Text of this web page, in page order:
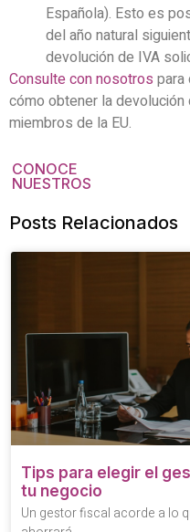
Española). Esto es
del año natural
devolución de IVA
Consulte con nosotros para
cómo obtener la
miembros de la EU.
CONOCE
NUESTROS
Posts Relacionados
Tips para elegir el
tu negocio
Un gestor fiscal acorde a lo